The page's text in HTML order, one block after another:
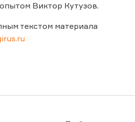
Виктор Кутузов.
текстом материала